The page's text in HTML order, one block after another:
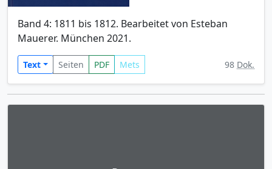
Band 4: 1811 bis 1812. Bearbeitet von Esteban
Mauerer. München 2021.
Text Seiten PDF Mets 98 Dok.